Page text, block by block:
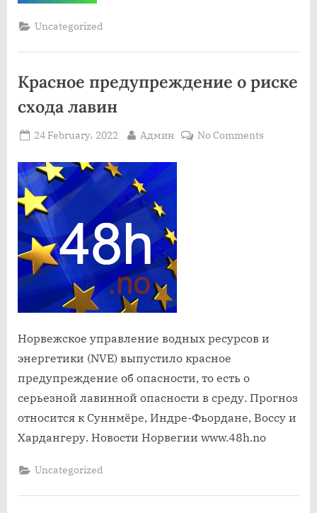
на
газ
Европе
на
Украине”
Uncategorized
Красное предупреждение о риске
схода лавин
Posted
24 February، 2022 By
Админ No Commentson
Норвежское управление водных ресурсов и
энергетики (NVE) выпустило красное
предупреждение об опасности, то есть о
серьезной лавинной опасности в среду. Прогноз
относится к Суннмёре, Индре-Фьордане, Воссу и
Хардангеру. Новости Норвегии www.48h.no
Uncategorized